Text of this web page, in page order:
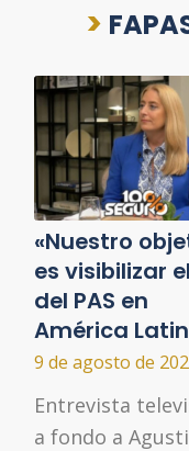
>
«Nuestro
es visibilizar
del PAS en
América
9 de agosto de
Entrevista
a fondo a